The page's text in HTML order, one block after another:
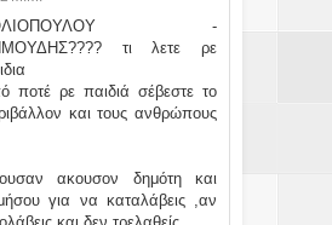
-
τι λετε ρε
ποτέ ρε παιδιά σέβεστε το
και τους ανθρώπους
ακουσον δημότη και
για να καταλάβεις ,αν